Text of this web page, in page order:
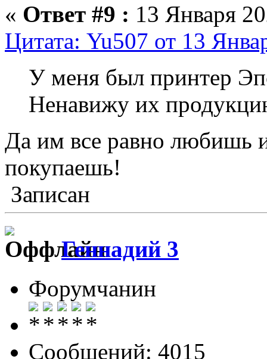
« Ответ #9 : 13 Января
Цитата: Yu507 от 13
У меня был принтер
Ненавижу их
Да им все равно любишь
покупаешь!
Записан
Геннадий 3
Форумчанин
Сообщений: 4015